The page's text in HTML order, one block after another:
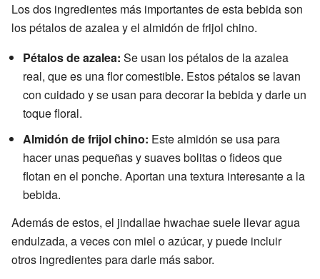
Los dos ingredientes más importantes de esta bebida son
los pétalos de azalea y el almidón de frijol chino.
Pétalos de azalea: Se usan los pétalos de la azalea
real, que es una flor comestible. Estos pétalos se lavan
con cuidado y se usan para decorar la bebida y darle un
toque floral.
Almidón de frijol chino: Este almidón se usa para
hacer unas pequeñas y suaves bolitas o fideos que
flotan en el ponche. Aportan una textura interesante a la
bebida.
Además de estos, el jindallae hwachae suele llevar agua
endulzada, a veces con miel o azúcar, y puede incluir
otros ingredientes para darle más sabor.